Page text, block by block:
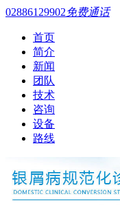
02886129902免费通话
首页
简介
新闻
团队
技术
咨询
设备
路线